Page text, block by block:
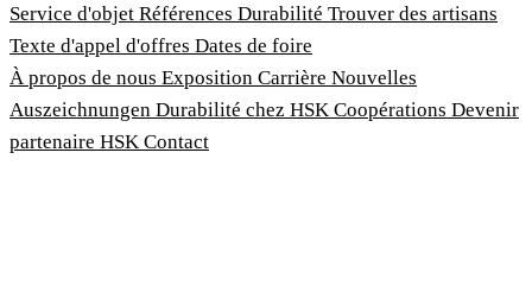
Service d'objet Références Durabilité Trouver des artisans
Texte d'appel d'offres Dates de foire
À propos de nous Exposition Carrière Nouvelles
Auszeichnungen Durabilité chez HSK Coopérations Devenir
partenaire HSK Contact